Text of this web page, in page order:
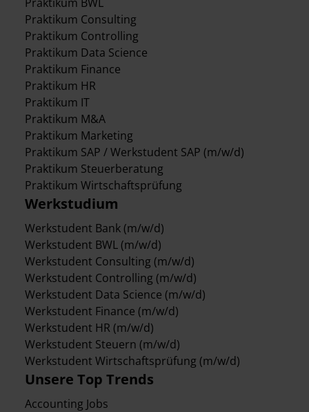
Praktikum Consulting
Praktikum Controlling
Praktikum Data Science
Praktikum Finance
Praktikum HR
Praktikum IT
Praktikum M&A
Praktikum Marketing
Praktikum SAP / Werkstudent SAP (m/w/d)
Praktikum Steuerberatung
Praktikum Wirtschaftsprüfung
Werkstudium
Werkstudent Bank (m/w/d)
Werkstudent BWL (m/w/d)
Werkstudent Consulting (m/w/d)
Werkstudent Controlling (m/w/d)
Werkstudent Data Science (m/w/d)
Werkstudent Finance (m/w/d)
Werkstudent HR (m/w/d)
Werkstudent Steuern (m/w/d)
Werkstudent Wirtschaftsprüfung (m/w/d)
Unsere Top Trends
Accounting Jobs